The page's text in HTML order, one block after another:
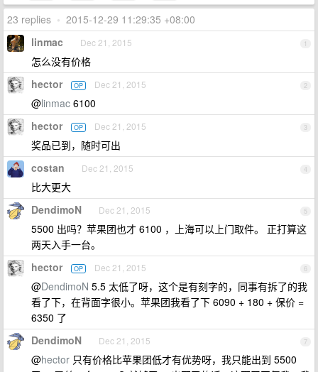
23 replies • 2015-12-29 11:29:35 +08:00
1
linmac Dec 21, 2015
怎么没有价格
2
hector OP Dec 21, 2015
@linmac 6100
3
hector OP Dec 21, 2015
奖品已到，随时可出
4
costan Dec 21, 2015
比大更大
5
DendimoN Dec 21, 2015
5500 出吗？苹果团也才 6100 ，上海可以上门取件。 正打算这
两天入手一台。
6
hector OP Dec 21, 2015
@DendimoN 5.5 太低了呀，这个是有刻字的，同事有拆了的我
看了下，在背面字很小。苹果团我看了下 6090 + 180 + 保价 =
6350 了
7
DendimoN Dec 21, 2015
@hector 只有价格比苹果团低才有优势呀，我只能出到 5500